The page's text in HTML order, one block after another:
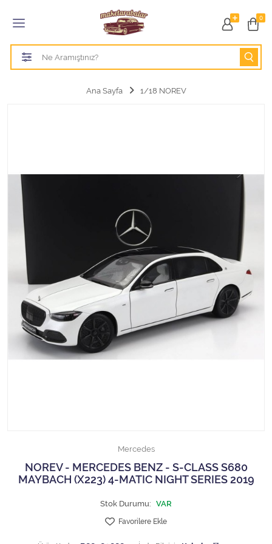
0
Tüm Kategoriler
1/18 BURAGO
1/18 JADA TOYS
1/18 KK Scale
1/18 MAİSTO
1/18 MCG
1/18 MİNİCHAMPS
1/18 Motormax
Ana Sayfa 1/18 NOREV
Mercedes
NOREV - MERCEDES BENZ - S-CLASS S680
MAYBACH (X223) 4-MATIC NIGHT SERIES 2019
Stok Durumu: VAR
Favorilere Ekle